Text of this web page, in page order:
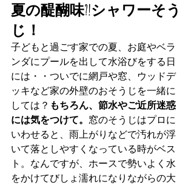
夏の醍醐味?!シャワーそう
じ！
子どもと過ごす家での夏、お庭やベラ
ンダにプールを出して水浴びをする日
には・・ついでに網戸や窓、ウッドデ
ッキなど家の外壁のおそうじを一緒に
しては？ もちろん、節水やご近所迷惑
には気をつけて。 窓のそうじはプロに
いわせると、雨上がりなどで汚れが浮
いて落としやすくなっている時がベス
ト。なんですが、ホースで勢いよく水
をかけてびしょ濡れになりながらの大